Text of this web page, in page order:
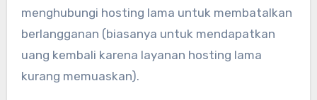
menghubungi hosting lama untuk membatalkan
berlangganan (biasanya untuk mendapatkan
uang kembali karena layanan hosting lama
kurang memuaskan).